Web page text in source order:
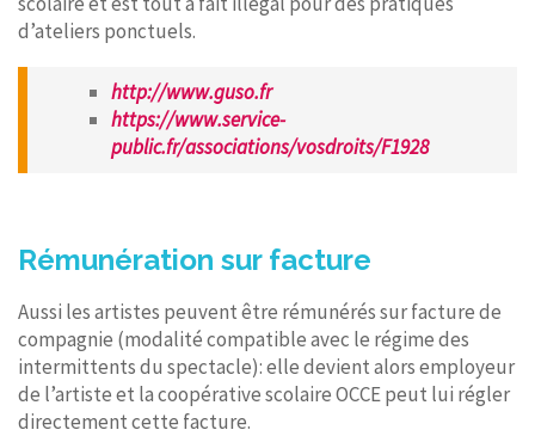
d’ateliers ponctuels.
http://www.guso.fr
https://www.service-
public.fr/associations/vosdroits/F1928
Rémunération sur facture
Aussi les artistes peuvent être rémunérés sur facture de
compagnie (modalité compatible avec le régime des
intermittents du spectacle): elle devient alors employeur
de l’artiste et la coopérative scolaire OCCE peut lui régler
directement cette facture.